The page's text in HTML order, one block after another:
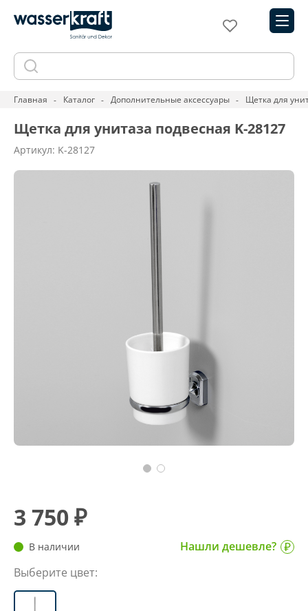
Главная Каталог Дополнительные аксессуары Щетка для
Щетка для унитаза подвесная K-28127
Артикул: K-28127
3 750 ₽
В наличии
Нашли дешевле?
Выберите цвет: